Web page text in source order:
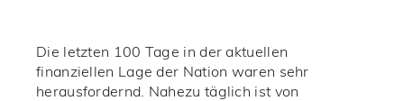
Die letzten 100 Tage in der aktuellen
finanziellen Lage der Nation waren sehr
herausfordernd. Nahezu täglich ist von